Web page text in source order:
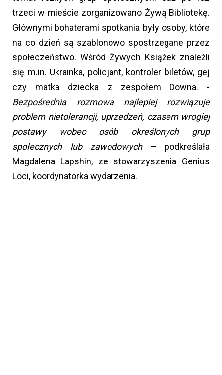
trzeci w mieście zorganizowano Żywą Bibliotekę.
Głównymi bohaterami spotkania były osoby, które
na co dzień są szablonowo spostrzegane przez
społeczeństwo. Wśród Żywych Książek znaleźli
się m.in. Ukrainka, policjant, kontroler biletów, gej
czy matka dziecka z zespołem Downa. -
Bezpośrednia rozmowa najlepiej rozwiązuje
problem nietolerancji, uprzedzeń, czasem wrogiej
postawy wobec osób określonych grup
społecznych lub zawodowych– podkreślała
Magdalena Lapshin, ze stowarzyszenia Genius
Loci, koordynatorka wydarzenia.